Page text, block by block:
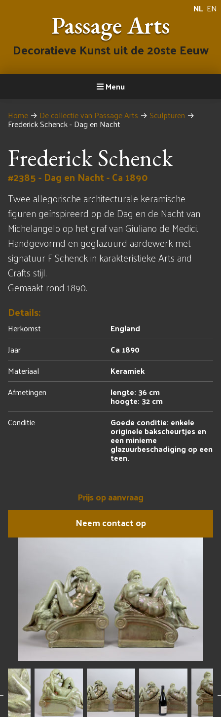
NL EN
Passage Arts
Decoratieve Kunst uit de 20ste Eeuw
Menu
Home → De collectie van Passage Arts → Sculpturen →
Frederick Schenck - Dag en Nacht
Frederick Schenck
#2385 - Dag en Nacht - Ca 1890
Twee allegorische architecturale keramische
figuren geïnspireerd op de Dag en de Nacht van
Michelangelo op het graf van Giuliano de Medici.
Handgevormd en geglazuurd aardewerk met
signatuur F Schenck in karakteristieke Arts and
Crafts stijl.
Gemaakt rond 1890.
Details:
Herkomst
England
Jaar
Ca 1890
Materiaal
Keramiek
Afmetingen
lengte: 36 cm
hoogte: 32 cm
Conditie
Goede conditie: enkele
originele bakscheurtjes en
een minieme
glazuurbeschadiging op een
teen.
Prijs op aanvraag
Neem contact op